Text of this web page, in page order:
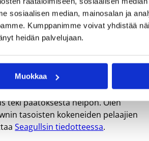
sosiaalisen median, mainosalan ja
Kumppanimme voivat yhdistää
heidän palvelujaan.
Muokkaa
ensi kauden joukkuettaan
Ilari Seppälä siirtyy Joensuun
kapteenin, Shawn Huffin
pelannut Tuukka Kotti jatkaa
teki päätöksestä helpon. Olen
tasoisten kokeneiden pelaajien
Seagullsin tiedotteessa.